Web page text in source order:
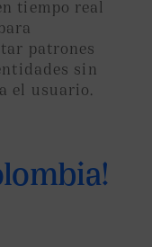
tiempo real
patrones
sin
el usuario.